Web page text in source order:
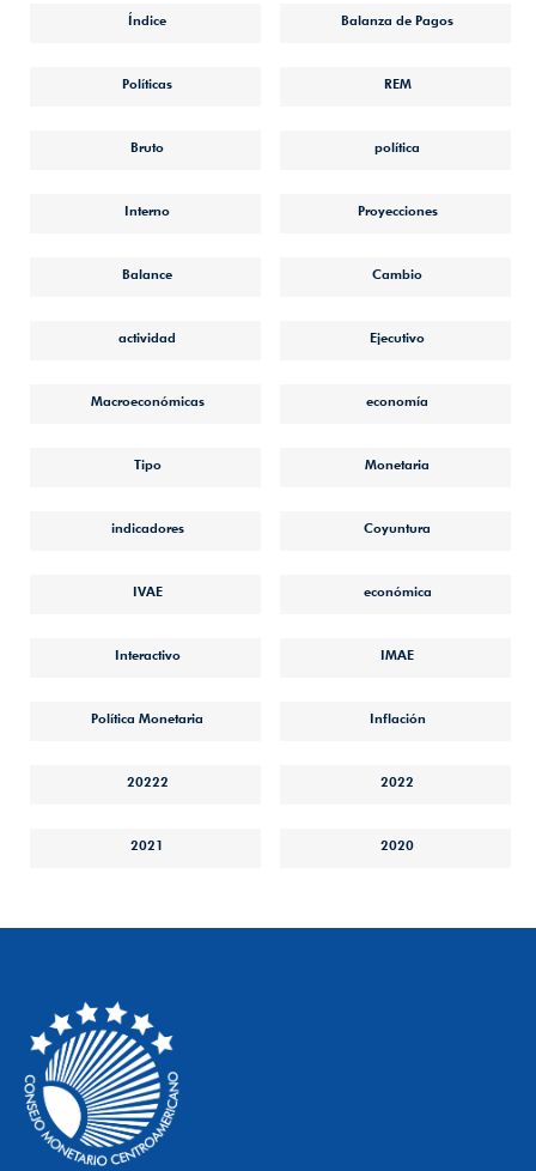
Índice Balanza de Pagos
Políticas REM
Bruto política
Interno Proyecciones
Balance Cambio
actividad Ejecutivo
Macroeconómicas economía
Tipo Monetaria
indicadores Coyuntura
IVAE económica
Interactivo IMAE
Política Monetaria Inflación
20222 2022
2021 2020